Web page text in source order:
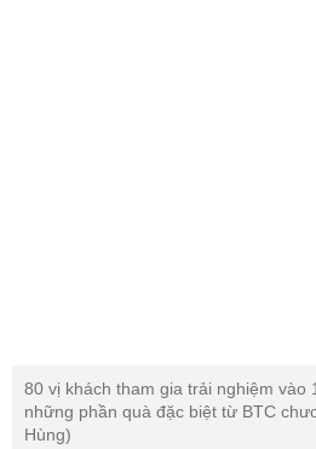
80 vị khách tham gia trải nghiệm vào
những phần quà đặc biệt từ BTC
Hùng)